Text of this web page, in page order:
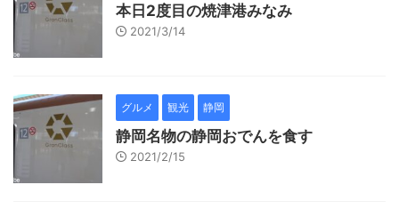
本日2度目の焼津港みなみ
2021/3/14
グルメ 観光 静岡
静岡名物の静岡おでんを食す
2021/2/15